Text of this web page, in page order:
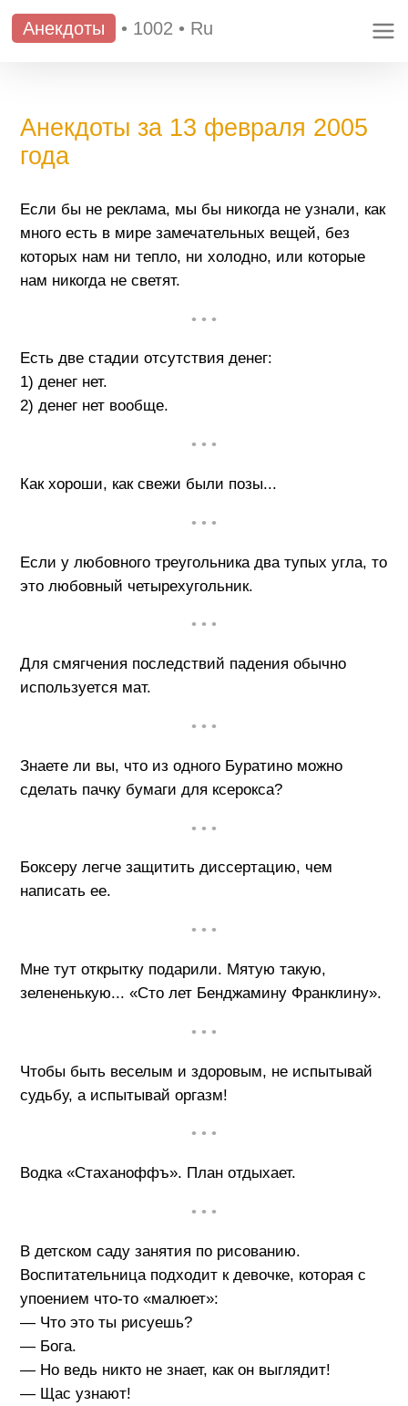
Анекдоты • 1002 • Ru
Анекдоты за 13 февраля 2005
года
Если бы не реклама, мы бы никогда не узнали, как
много есть в мире замечательных вещей, без
которых нам ни тепло, ни холодно, или которые
нам никогда не светят.
• • •
Есть две стадии отсутствия денег:
1) денег нет.
2) денег нет вообще.
• • •
Как хороши, как свежи были позы...
• • •
Если у любовного треугольника два тупых угла, то
это любовный четырехугольник.
• • •
Для смягчения последствий падения обычно
используется мат.
• • •
Знаете ли вы, что из одного Буратино можно
сделать пачку бумаги для ксерокса?
• • •
Боксеру легче защитить диссертацию, чем
написать ее.
• • •
Мне тут открытку подарили. Мятую такую,
зелененькую... «Сто лет Бенджамину Франклину».
• • •
Чтобы быть веселым и здоровым, не испытывай
судьбу, а испытывай оргазм!
• • •
Водка «Стаханоффъ». План отдыхает.
• • •
В детском саду занятия по рисованию.
Воспитательница подходит к девочке, которая с
упоением что-то «малюет»:
— Что это ты рисуешь?
— Бога.
— Но ведь никто не знает, как он выглядит!
— Щас узнают!